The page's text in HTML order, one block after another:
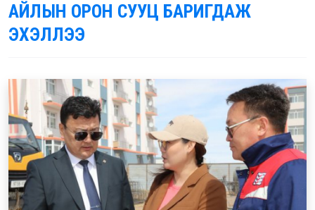
АЙЛЫН ОРОН СУУЦ БАРИГДАЖ
ЭХЭЛЛЭЭ